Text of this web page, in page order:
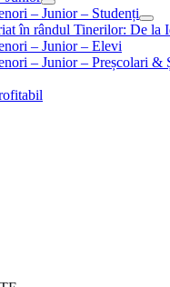
– Junior – Studenți
în rândul Tinerilor: De la
– Junior – Elevi
– Junior – Preșcolari &